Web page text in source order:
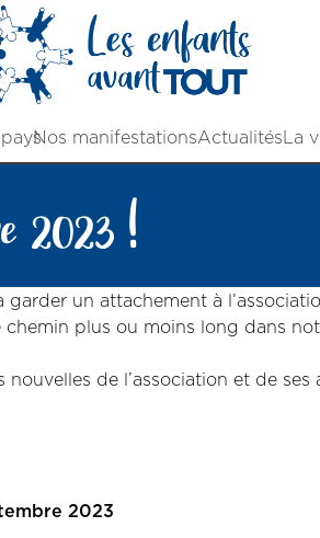
Nos manifestationsActualitésLa
2023 !
un attachement à
plus ou moins long dans
de l’association et de ses
2023